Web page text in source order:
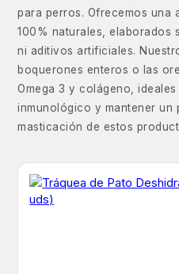
para perros. Ofrecemos una
100% naturales, elaborados
ni aditivos artificiales.
boquerones enteros o las
Omega 3 y colágeno,
inmunológico y mantener un
masticación de estos